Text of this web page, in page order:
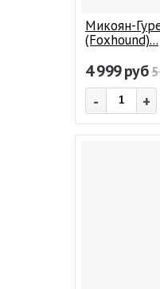
Микоян-
(Foxhound)...
4 999руб
- +